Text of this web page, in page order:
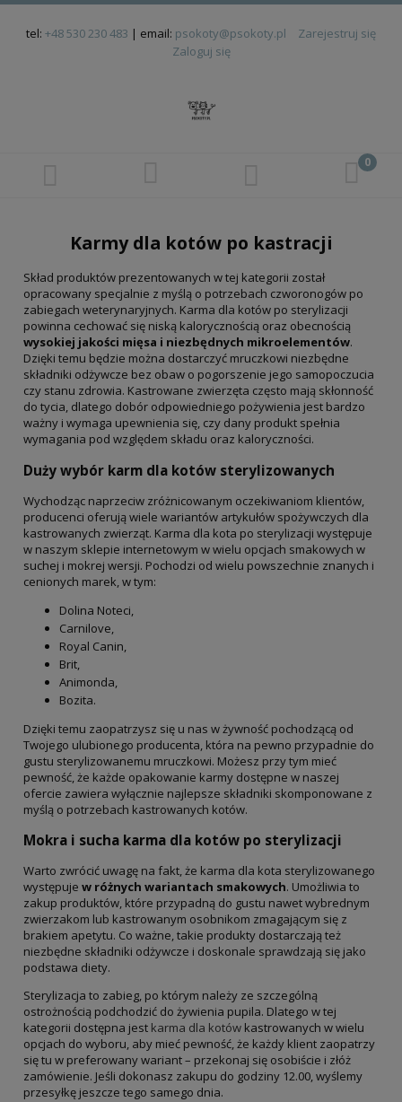
tel: +48 530 230 483 | email: psokoty@psokoty.pl
Zarejestruj się
Zaloguj się
Karmy dla kotów po kastracji
Skład produktów prezentowanych w tej kategorii został
opracowany specjalnie z myślą o potrzebach czworonogów po
zabiegach weterynaryjnych. Karma dla kotów po sterylizacji
powinna cechować się niską kalorycznością oraz obecnością
wysokiej jakości mięsa i niezbędnych mikroelementów.
Dzięki temu będzie można dostarczyć mruczkowi niezbędne
składniki odżywcze bez obaw o pogorszenie jego samopoczucia
czy stanu zdrowia. Kastrowane zwierzęta często mają skłonność
do tycia, dlatego dobór odpowiedniego pożywienia jest bardzo
ważny i wymaga upewnienia się, czy dany produkt spełnia
wymagania pod względem składu oraz kaloryczności.
Duży wybór karm dla kotów sterylizowanych
Wychodząc naprzeciw zróżnicowanym oczekiwaniom klientów,
producenci oferują wiele wariantów artykułów spożywczych dla
kastrowanych zwierząt. Karma dla kota po sterylizacji występuje
w naszym sklepie internetowym w wielu opcjach smakowych w
suchej i mokrej wersji. Pochodzi od wielu powszechnie znanych i
cenionych marek, w tym:
Dolina Noteci,
Carnilove,
Royal Canin,
Brit,
Animonda,
Bozita.
Dzięki temu zaopatrzysz się u nas w żywność pochodzącą od
Twojego ulubionego producenta, która na pewno przypadnie do
gustu sterylizowanemu mruczkowi. Możesz przy tym mieć
pewność, że każde opakowanie karmy dostępne w naszej
ofercie zawiera wyłącznie najlepsze składniki skomponowane z
myślą o potrzebach kastrowanych kotów.
Mokra i sucha karma dla kotów po sterylizacji
Warto zwrócić uwagę na fakt, że karma dla kota sterylizowanego
występuje w różnych wariantach smakowych. Umożliwia to
zakup produktów, które przypadną do gustu nawet wybrednym
zwierzakom lub kastrowanym osobnikom zmagającym się z
brakiem apetytu. Co ważne, takie produkty dostarczają też
niezbędne składniki odżywcze i doskonale sprawdzają się jako
podstawa diety.
Sterylizacja to zabieg, po którym należy ze szczególną
ostrożnością podchodzić do żywienia pupila. Dlatego w tej
kategorii dostępna jest karma dla kotów kastrowanych w wielu
opcjach do wyboru, aby mieć pewność, że każdy klient zaopatrzy
się tu w preferowany wariant – przekonaj się osobiście i złóż
zamówienie. Jeśli dokonasz zakupu do godziny 12.00, wyślemy
przesyłkę jeszcze tego samego dnia.